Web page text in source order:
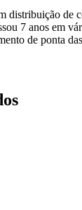
distribuição
7 anos em
diretor assistente.